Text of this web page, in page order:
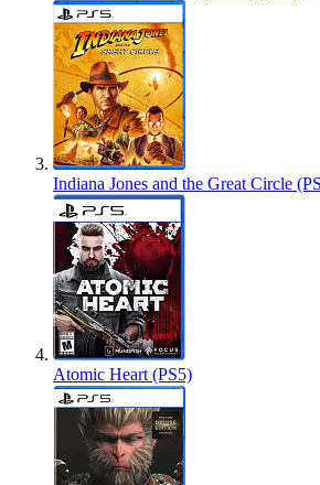
Indiana Jones and the Great Circle
Atomic Heart (PS5)